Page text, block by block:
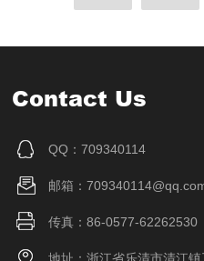
Contact Us
QQ：709340114
邮箱：
传真：86-0577-62262530